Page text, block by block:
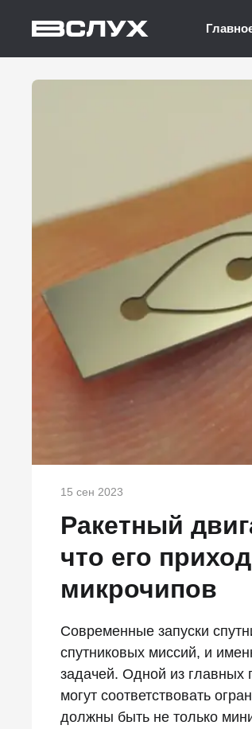
15 сен 2023
Ракетный
что его
микрочипов
Современные запуски
спутниковых миссий, и
задачей. Одной из главных
могут соответствовать
должны быть не только